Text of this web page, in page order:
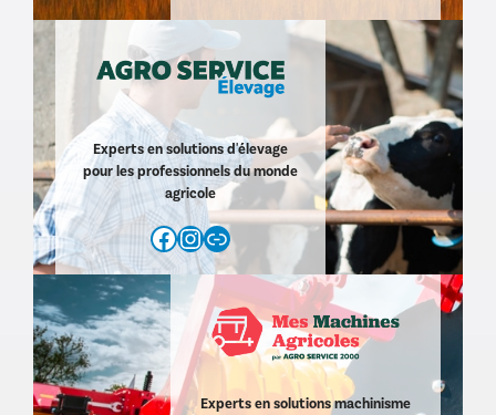
Experts en solutions d'élevage
pour les professionnels du monde
agricole
Facebook
Instagram
https://www.agroservice2000.com/d/agro-service-elevage-11.html
Experts en solutions machinisme